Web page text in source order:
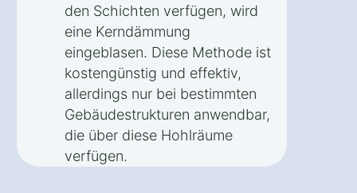
den Schichten verfügen, wird
eine Kerndämmung
eingeblasen. Diese Methode ist
kostengünstig und effektiv,
allerdings nur bei bestimmten
Gebäudestrukturen anwendbar,
die über diese Hohlräume
verfügen.